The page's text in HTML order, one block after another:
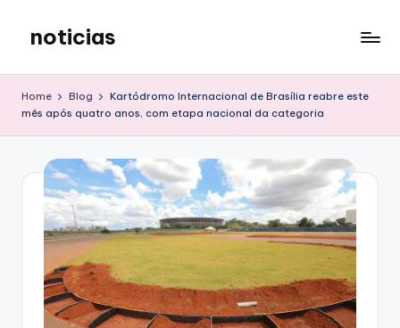
content
noticias
Home Blog
Kartódromo Internacional de Brasília reabre este
mês após quatro anos, com etapa nacional da categoria